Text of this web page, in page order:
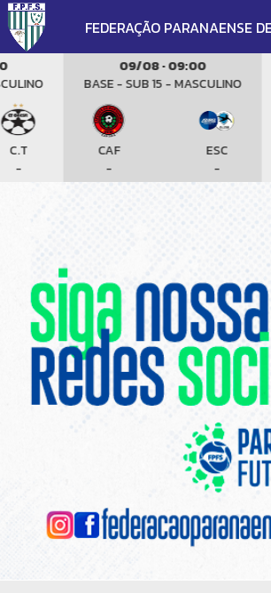
FEDERAÇÃO PARANAENSE
09/08 · 09:00
BASE - SUB 15 - MASCULINO
CAF
ESC